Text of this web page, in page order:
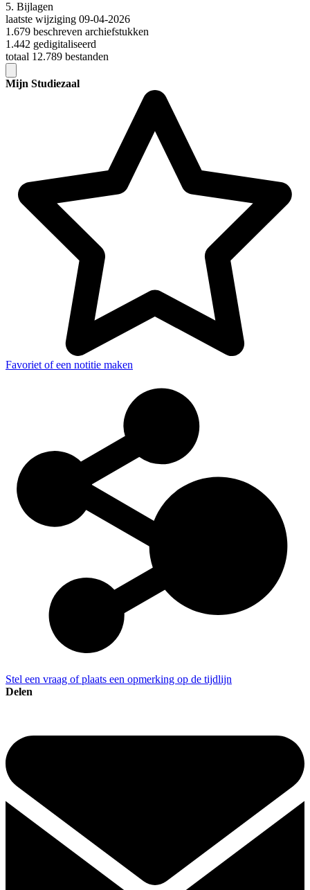
5. Bijlagen
laatste wijziging 09-04-2026
1.679 beschreven archiefstukken
1.442 gedigitaliseerd
totaal 12.789 bestanden
Mijn Studiezaal
Favoriet of een notitie maken
Stel een vraag of plaats een opmerking op de tijdlijn
Delen